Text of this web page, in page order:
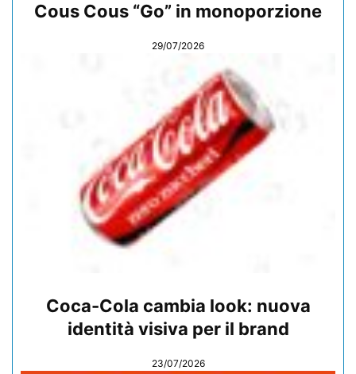
Cous Cous “Go” in monoporzione
29/07/2026
Coca-Cola cambia look: nuova
identità visiva per il brand
23/07/2026